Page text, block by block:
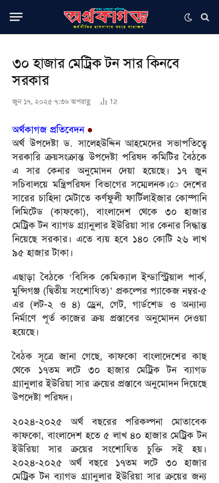
৩০ হাজার মেট্রিক টন সার কিনবে
সরকার
জুন ১৭, ২০২৫ ৭:৩৬ অপরাহ্ণ 12
অর্থকাগজ প্রতিবেদন●
অর্থ উপদেষ্টা ড. সালেহউদ্দিন আহমেদের সভাপতিত্বে
সরকারি ক্রয়সংক্রান্ত উপদেষ্টা পরিষদ কমিটির বৈঠকে
এ সার কেনার অনুমোদন দেয়া হয়েছে। ১৭ জুন
সচিবালয়ে মন্ত্রিপরিষদ বিভাগের সম্মেলনক।ে দেশের
সারের চাহিদা মেটাতে কর্ণফুলী ফার্টিলাইজার কোম্পানি
লিমিটেড (কাফকো), বাংলাদেশ থেকে ৩০ হাজার
মেট্রিক টন ব্যাগড গ্র্যানুলার ইউরিয়া সার কেনার সিদ্ধান্ত
নিয়েছে সরকার। এতে ব্যয় হবে ১৪০ কোটি ২৬ লাখ
৯৫ হাজার টাকা।
এছাড়া বৈঠকে ‘বিসিক কেমিক্যাল ইন্ডাস্ট্রিয়াল পার্ক,
মুন্সিগঞ্জ (দ্বিতীয় সংশোধিত)’ প্রকল্পের প্যাকেজ নম্বর-৫
এর (লট-২ ও ৪) ড্রেন, গেট, গার্ডশেড ও অন্যান্য
নির্মাণে পূর্ত কাজের ক্রয় প্রস্তাবের অনুমোদন দেওয়া
হয়েছে।
বৈঠক সূত্রে জানা গেছে, কাফকো বাংলাদেশের কাছ
থেকে ১৭তম লটে ৩০ হাজার মেট্রিক টন ব্যাগড
গ্র্যানুলার ইউরিয়া সার ক্রয়ের প্রস্তাবে অনুমোদন দিয়েছে
উপদেষ্টা পরিষদ।
২০২৪-২০২৫ অর্থ বছরের পরিকল্পনা মোতাবেক
কাফকো, বাংলাদেশ হতে ৫ লাখ ৪০ হাজার মেট্রিক টন
ইউরিয়া সার ক্রয়ের সংশোধিত চুক্তি সই হয়।
২০২৪-২০২৫ অর্থ বছরে ১৭তম লটে ৩০ হাজার
মেট্রিক টন ব্যাগড গ্র্যানুলার ইউরিয়া সার ক্রয়ের জন্য